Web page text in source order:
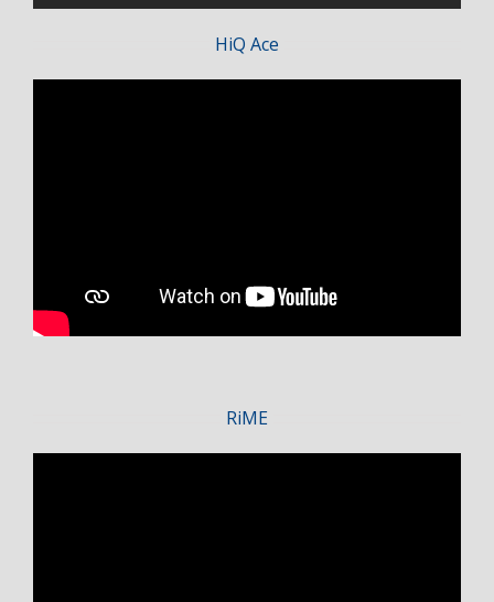
HiQ Ace
RiME